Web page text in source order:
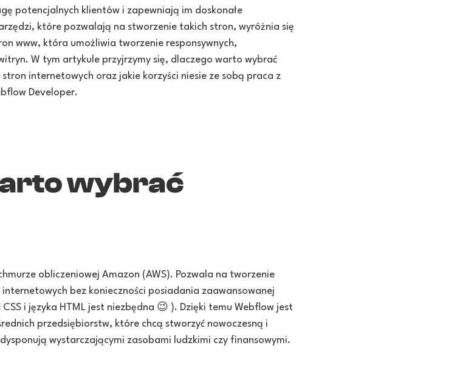
potencjalnych klientów i zapewniają im doskonałe
które pozwalają na stworzenie takich stron, wyróżnia się
www, która umożliwia tworzenie responsywnych,
W tym artykule przyjrzymy się, dlaczego warto wybrać
internetowych oraz jakie korzyści niesie ze sobą praca z
Developer.
wybrać
obliczeniowej Amazon (AWS). Pozwala na tworzenie
bez konieczności posiadania zaawansowanej
i języka HTML jest niezbędna 😉 ). Dzięki temu Webflow jest
przedsiębiorstw, które chcą stworzyć nowoczesną i
wystarczającymi zasobami ludzkimi czy finansowymi.